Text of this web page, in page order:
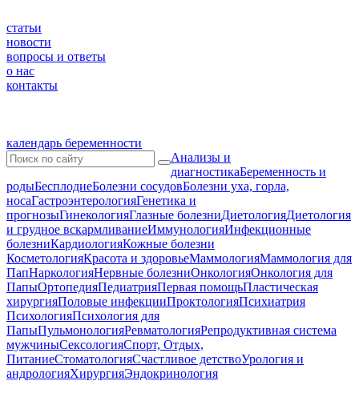
статьи
новости
вопросы и ответы
о нас
контакты
календарь беременности
Анализы и
диагностикаБеременность и
родыБесплодиеБолезни сосудовБолезни уха, горла,
носаГастроэнтерологияГенетика и
прогнозыГинекологияГлазные болезниДиетологияДиетология
и грудное вскармливаниеИммунологияИнфекционные
болезниКардиологияКожные болезни
КосметологияКрасота и здоровьеМаммологияМаммология для
ПапНаркологияНервные болезниОнкологияОнкология для
ПапыОртопедияПедиатрияПервая помощьПластическая
хирургияПоловые инфекцииПроктологияПсихиатрия
ПсихологияПсихология для
ПапыПульмонологияРевматологияРепродуктивная система
мужчиныСексологияСпорт, Отдых,
ПитаниеСтоматологияСчастливое детствоУрология и
андрологияХирургияЭндокринология